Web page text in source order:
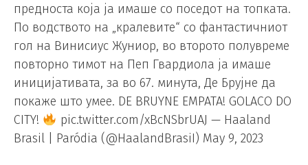
предноста која ја имаше со поседот на топката.
По водството на „кралевите“ со фантастичниот
гол на Винисиус Жуниор, во второто полувреме
повторно тимот на Пеп Гвардиола ја имаше
иницијативата, за во 67. минута, Де Брујне да
покаже што умее. DE BRUYNE EMPATA! GOLACO DO
CITY!
pic.twitter.com/xBcNSbrUAJ — Haaland
Brasil | Paródia (@HaalandBrasiI) May 9, 2023